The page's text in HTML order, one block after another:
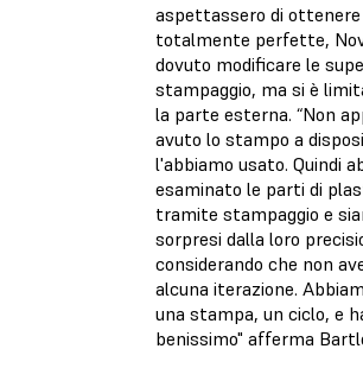
aspettassero di
totalmente perfette,
dovuto modificare le
stampaggio, ma si è
la parte esterna. “Non
avuto lo stampo a
l'abbiamo usato. Quindi
esaminato le parti di
tramite stampaggio e
sorpresi dalla loro
considerando che non
alcuna iterazione.
una stampa, un ciclo, e
benissimo" afferma